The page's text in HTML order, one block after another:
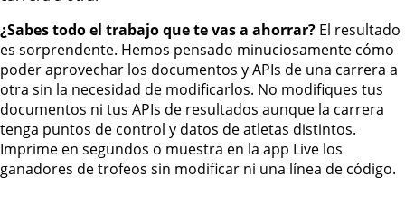
¿Sabes todo el trabajo que te vas a ahorrar? El resultado
es sorprendente. Hemos pensado minuciosamente cómo
poder aprovechar los documentos y APIs de una carrera a
otra sin la necesidad de modificarlos. No modifiques tus
documentos ni tus APIs de resultados aunque la carrera
tenga puntos de control y datos de atletas distintos.
Imprime en segundos o muestra en la app Live los
ganadores de trofeos sin modificar ni una línea de código.